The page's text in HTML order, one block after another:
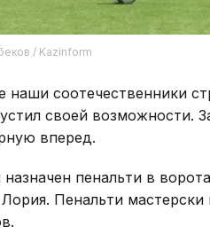
/ Kazinform
соотечественники
своей возможности.
вперед.
пенальти в
Пенальти